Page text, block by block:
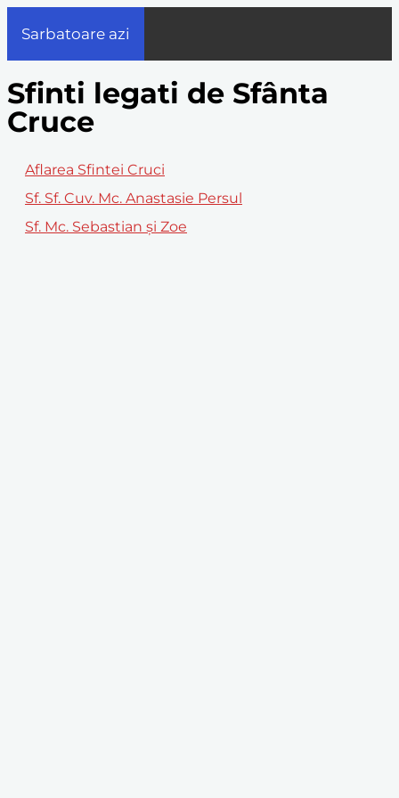
Sarbatoare azi
Sfinti legati de Sfânta
Cruce
Aflarea Sfintei Cruci
Sf. Sf. Cuv. Mc. Anastasie Persul
Sf. Mc. Sebastian și Zoe